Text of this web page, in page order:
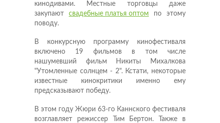
кинодивами. Местные торговцы даже
закупают свадебные платья оптом по этому
поводу.
В конкурсную программу кинофестиваля
включено 19 фильмов в том числе
нашумевший фильм Никиты Михалкова
"Утомленные солнцем - 2". Кстати, некоторые
известные кинокритики именно ему
предсказывают победу.
В этом году Жюри 63-го Каннского фестиваля
возглавляет режиссер Тим Бертон. Также в